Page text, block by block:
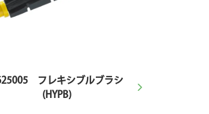
フレキシブルブラシ
(HYPB)